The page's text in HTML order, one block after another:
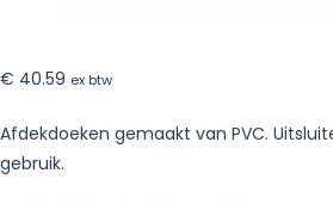
€ 40.59 ex btw
Afdekdoeken gemaakt van PVC.
gebruik.